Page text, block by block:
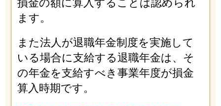
損金の額に算入することは認められ
ます。
また法人が退職年金制度を実施して
いる場合に支給する退職年金は、そ
の年金を支給すべき事業年度が損金
算入時期です。